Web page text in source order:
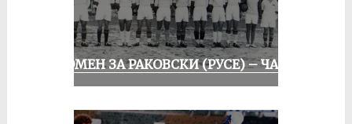
СПОМЕН ЗА РАКОВСКИ (РУСЕ) – ЧАСТ I